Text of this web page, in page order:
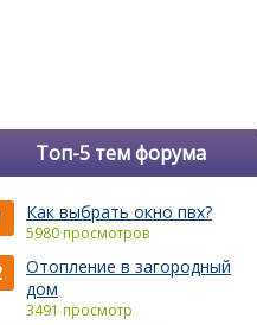
Топ-5 тем форума
Как выбрать окно пвх?
5980 просмотров
Отопление в загородный
дом
3491 просмотр